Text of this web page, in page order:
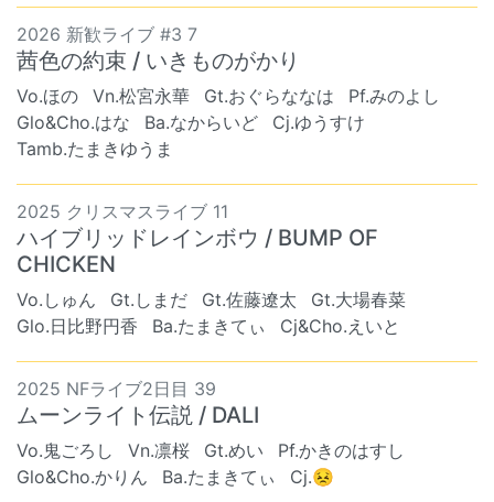
2026 新歓ライブ #3 7
茜色の約束 / いきものがかり
Vo.ほの Vn.松宮永華 Gt.おぐらななは
Pf.みのよし
Glo&Cho.はな
Ba.なからいど
Cj.ゆうすけ
Tamb.たまきゆうま
2025 クリスマスライブ 11
ハイブリッドレインボウ / BUMP OF
CHICKEN
Vo.しゅん Gt.しまだ Gt.佐藤遼太
Gt.大場春菜
Glo.日比野円香
Ba.たまきてぃ Cj&Cho.えいと
2025 NFライブ2日目 39
ムーンライト伝説 / DALI
Vo.鬼ごろし Vn.凛桜 Gt.めい
Pf.かきのはすし
Glo&Cho.かりん
Ba.たまきてぃ
Cj.😣